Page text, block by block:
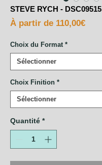
STEVE RYCH - DSC09515
À partir de 110,00€Prix
Choix du Format *
Choix Finition *
Quantité *